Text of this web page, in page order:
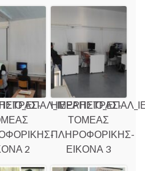
2
ΤΟΜΕΑΣ
ΠΛΗΡΟΦΟΡΙΚΗΣ-
ΕΙΚΟΝΑ 3